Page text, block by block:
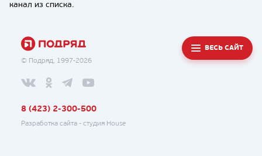
канал из списка.
© Подряд, 1997-2026
ВЕСЬ САЙТ
8 (423) 2-300-500
Разработка сайта - студия House